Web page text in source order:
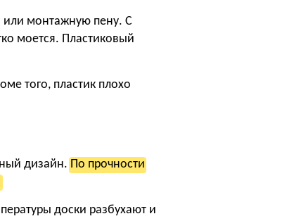
или монтажную пену. С
моется. Пластиковый
того, пластик плохо
дизайн. По прочности
доски разбухают и